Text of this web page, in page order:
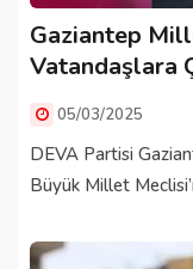
Gaziantep
Vatandaşlara
05/03/2025
DEVA Partisi
Büyük Millet